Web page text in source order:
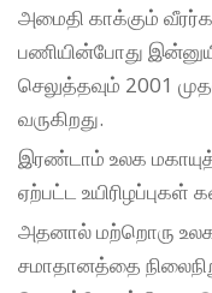
அமைதி காக்கும்
பணியின்போது
செலுத்தவும் 2001
வருகிறது.
இரண்டாம் உலக
ஏற்பட்ட
அதனால் மற்றொரு உலக
சமாதானத்தை